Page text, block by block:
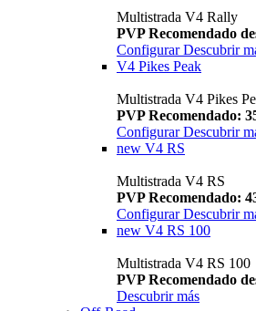
Multistrada V4 Rally
PVP Recomendado
Configurar Descubrir
V4 Pikes Peak
Multistrada V4 Pikes
PVP Recomendado:
Configurar Descubrir
new V4 RS
Multistrada V4 RS
PVP Recomendado:
ConfigurarDescubrir
new V4 RS 100
Multistrada V4 RS 100
PVP Recomendado
Descubrir más